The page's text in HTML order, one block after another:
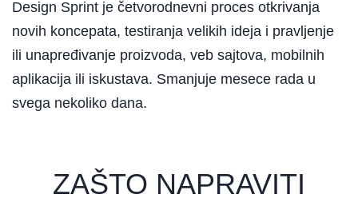
Design Sprint je četvorodnevni proces otkrivanja
novih koncepata, testiranja velikih ideja i pravljenje
ili unapređivanje proizvoda, veb sajtova, mobilnih
aplikacija ili iskustava. Smanjuje mesece rada u
svega nekoliko dana.
ZAŠTO NAPRAVITI